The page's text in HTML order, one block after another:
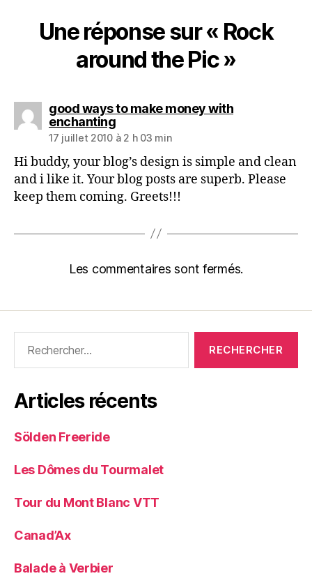
Une réponse sur « Rock
around the Pic »
good ways to make money with
enchantingdit :
17 juillet 2010 à 2 h 03 min
Hi buddy, your blog’s design is simple and clean
and i like it. Your blog posts are superb. Please
keep them coming. Greets!!!
Les commentaires sont fermés.
Articles récents
Sölden Freeride
Les Dômes du Tourmalet
Tour du Mont Blanc VTT
Canad’Ax
Balade à Verbier